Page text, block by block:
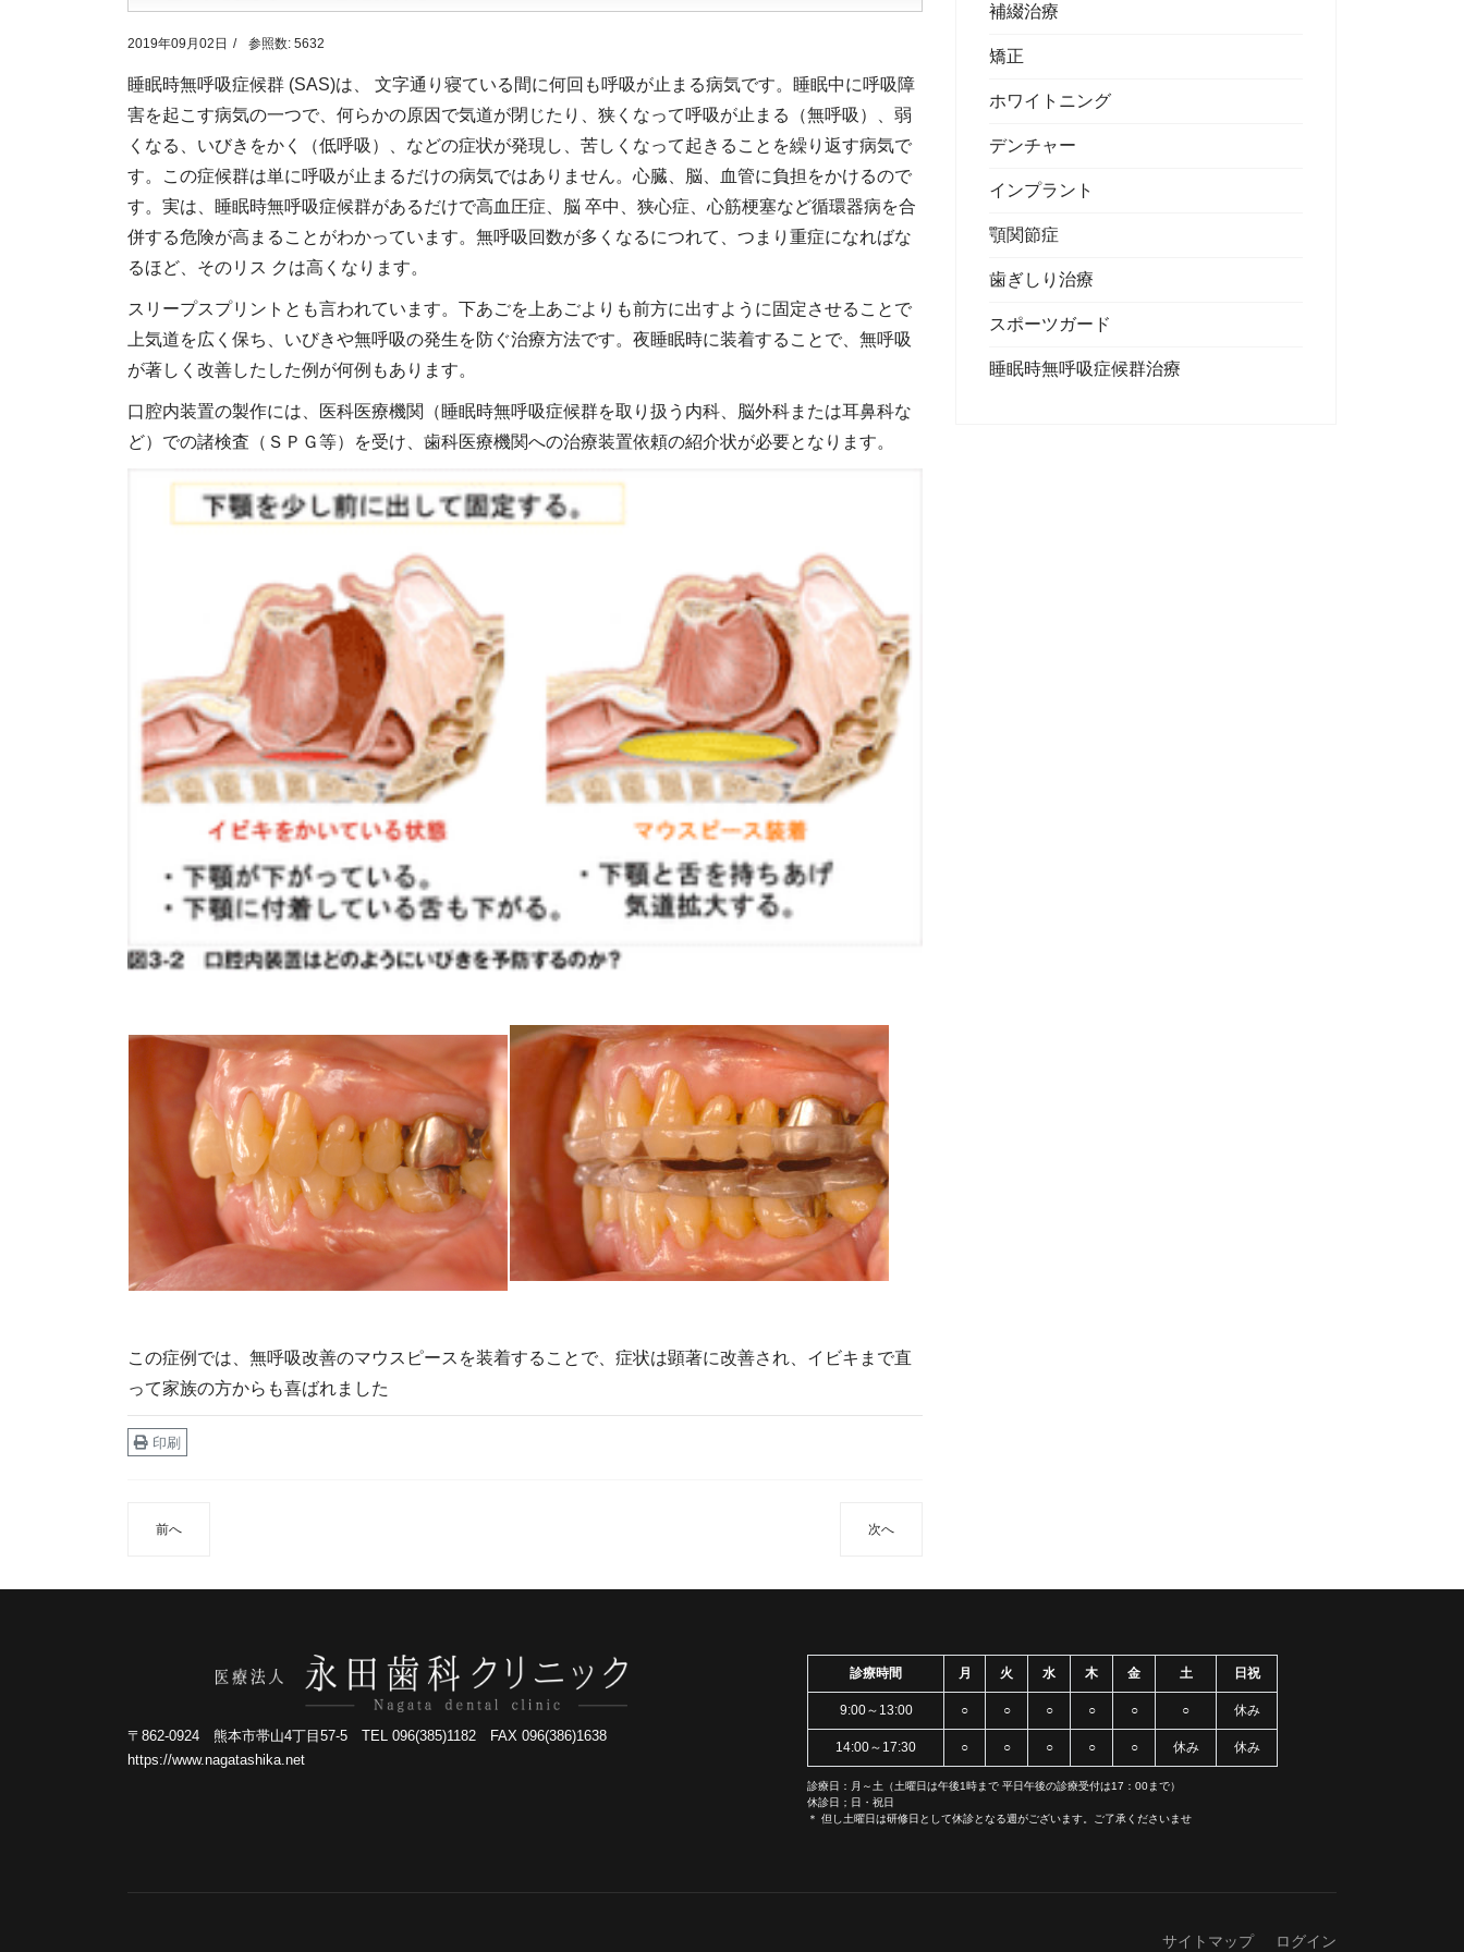
2019年09月02日 参照数: 5632
睡眠時無呼吸症候群 (SAS)は、 文字通り寝ている間に何回も呼吸が止まる病気です。睡眠中に呼吸障
害を起こす病気の一つで、何らかの原因で気道が閉じたり、狭くなって呼吸が止まる（無呼吸）、弱
くなる、いびきをかく（低呼吸）、などの症状が発現し、苦しくなって起きることを繰り返す病気で
す。この症候群は単に呼吸が止まるだけの病気ではありません。心臓、脳、血管に負担をかけるので
す。実は、睡眠時無呼吸症候群があるだけで高血圧症、脳 卒中、狭心症、心筋梗塞など循環器病を合
併する危険が高まることがわかっています。無呼吸回数が多くなるにつれて、つまり重症になればな
るほど、そのリス クは高くなります。
スリープスプリントとも言われています。下あごを上あごよりも前方に出すように固定させることで
上気道を広く保ち、いびきや無呼吸の発生を防ぐ治療方法です。夜睡眠時に装着することで、無呼吸
が著しく改善したした例が何例もあります。
口腔内装置の製作には、医科医療機関（睡眠時無呼吸症候群を取り扱う内科、脳外科または耳鼻科な
ど）での諸検査（ＳＰＧ等）を受け、歯科医療機関への治療装置依頼の紹介状が必要となります。
この症例では、無呼吸改善のマウスピースを装着することで、症状は顕著に改善され、イビキまで直
って家族の方からも喜ばれました
印刷
前へ 次へ
補綴治療
矯正
ホワイトニング
デンチャー
インプラント
顎関節症
歯ぎしり治療
スポーツガード
睡眠時無呼吸症候群治療
〒862-0924 熊本市帯山4丁目57-5 TEL 096(385)1182 FAX 096(386)1638
https://www.nagatashika.net
診療時間 月 火 水 木 金 土 日祝
9:00～13:00 ○ ○ ○ ○ ○ ○ 休み
14:00～17:30 ○ ○ ○ ○ ○ 休み 休み
診療日：月～土（土曜日は午後1時まで 平日午後の診療受付は17：00まで）
休診日；日・祝日
＊ 但し土曜日は研修日として休診となる週がございます。ご了承くださいませ
サイトマップ ログイン